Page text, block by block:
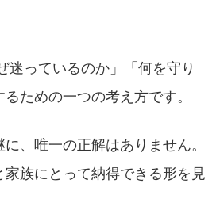
迷っているのか」「何を守り
ための一つの考え方です。
、唯一の正解はありません。
家族にとって納得できる形を見